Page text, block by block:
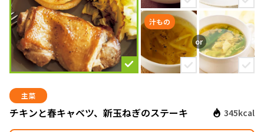
汁もの
主菜
チキンと春キャベツ、新玉ねぎのステーキ 345kcal